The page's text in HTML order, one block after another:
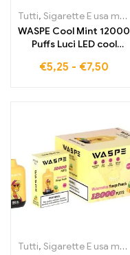
Tutti, Sigarette E usa monouso
WASPE Cool Mint 12000
Puffs Luci LED cool
alta qualità a prezzo
€5,25 - €7,50
Tutti, Sigarette E usa monouso